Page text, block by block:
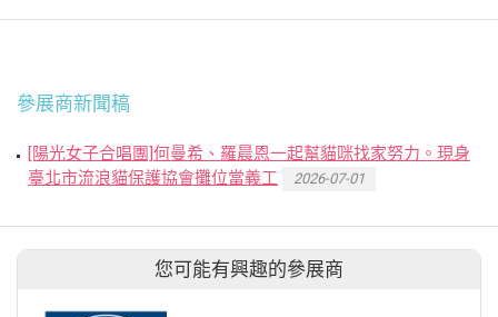
參展商新聞稿
[陽光女子合唱團]何曼希、羅晨恩一起幫貓咪找家努力。現身
臺北市流浪貓保護協會攤位當義工
2026-07-01
您可能有興趣的參展商